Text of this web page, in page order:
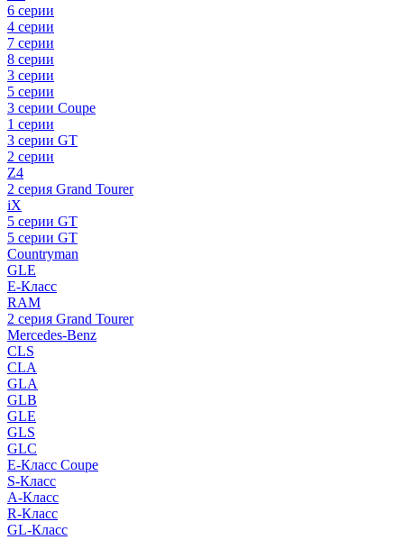
6 серии
4 серии
7 серии
8 серии
3 серии
5 серии
3 серии Coupe
1 серии
3 серии GT
2 серии
Z4
2 серия Grand Tourer
iX
5 серии GT
5 серии GT
Countryman
GLE
E-Класс
RAM
2 серия Grand Tourer
Mercedes-Benz
CLS
CLA
GLA
GLB
GLE
GLS
GLC
E-Класс Coupe
S-Класс
A-Класс
R-Класс
GL-Класс